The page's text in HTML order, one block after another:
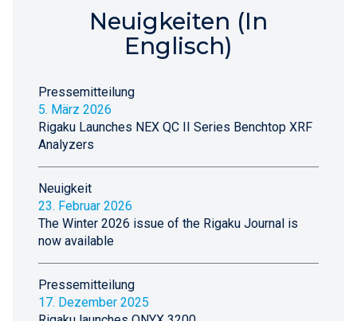
Neuigkeiten (In
Englisch)
Pressemitteilung
5. März 2026
Rigaku Launches NEX QC II Series Benchtop XRF
Analyzers
Neuigkeit
23. Februar 2026
The Winter 2026 issue of the Rigaku Journal is
now available
Pressemitteilung
17. Dezember 2025